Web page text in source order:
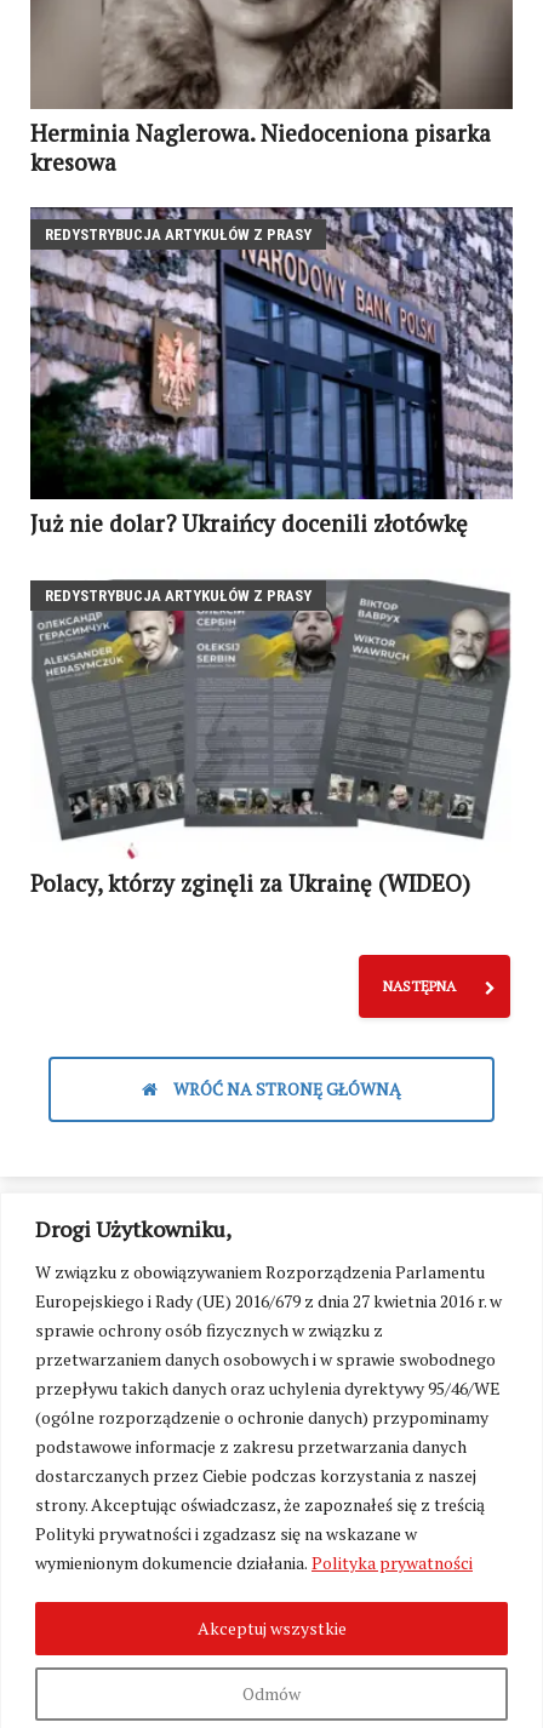
Drogi Użytkowniku,
W związku z obowiązywaniem Rozporządzenia Parlamentu
Europejskiego i Rady (UE) 2016/679 z dnia 27 kwietnia 2016 r. w
sprawie ochrony osób fizycznych w związku z
przetwarzaniem danych osobowych i w sprawie swobodnego
przepływu takich danych oraz uchylenia dyrektywy 95/46/WE
(ogólne rozporządzenie o ochronie danych) przypominamy
podstawowe informacje z zakresu przetwarzania danych
dostarczanych przez Ciebie podczas korzystania z naszej
strony. Akceptując oświadczasz, że zapoznałeś się z treścią
Polityki prywatności i zgadzasz się na wskazane w
wymienionym dokumencie działania. Polityka prywatności
Odmów
Akceptuj wszystkie
Herminia Naglerowa. Niedoceniona pisarka
kresowa
REDYSTRYBUCJA ARTYKUŁÓW Z PRASY
Już nie dolar? Ukraińcy docenili złotówkę
REDYSTRYBUCJA ARTYKUŁÓW Z PRASY
Polacy, którzy zginęli za Ukrainę (WIDEO)
NASTĘPNA
WRÓĆ NA STRONĘ GŁÓWNĄ
Zmień ustawienia cookies
2026. Wszelkie Prawa Zastrzeżone.
Polityka prywatności
Fundacja Wolność i Demokracja